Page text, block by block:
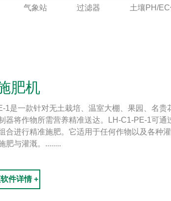
气象站 过滤器 土壤PH/
肥机
是一款针对无土栽培、温室大棚、果园、名
器将作物所需营养精准送达。LH-C1-PE-1可通
合进行精准施肥。它适用于任何作物以及各种灌
与灌溉。........
件详情 +